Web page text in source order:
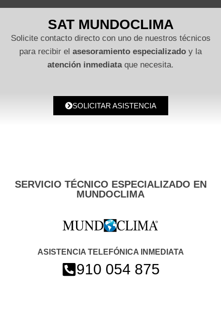
SAT MUNDOCLIMA
Solicite contacto directo con uno de nuestros técnicos
para recibir el asesoramiento especializado y la
atención inmediataque necesita.
SOLICITAR ASISTENCIA
SERVICIO TÉCNICO ESPECIALIZADO EN
MUNDOCLIMA
ASISTENCIA TELEFÓNICA INMEDIATA
910 054 875